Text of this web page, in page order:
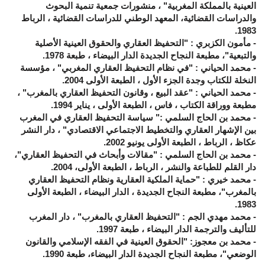
العينية بالمملكة المغربية" ، منشورات جمعية تنمية البحوث
والدراسات القضائية، المعهد الوطني للدراسات القضائية ، الرباط
1983.
- مأمون الكزبري : "التحفيظ العقاري والحقوق العينية الأصلية
والتبعية"، مطبعة النجاح الجديدة الدار البيضاء ، طبعة 1978.
- محمد الحياني : "في نظام التحفيظ العقاري المغربي" ، مؤسسة
النخلة للكتاب وجدة الجزء الأول ، الطبعة الأولى 2004.
- محمد الحياني : "عقد البيع ، وقانون التحفيظ العقاري بالمغرب" ،
مطبعة ووراقة الكتاب ، فاس ، الطبعة الأولى ، يناير 1994.
- محمد بن الحاج السلمي :" سياسة التحفيظ العقاري في المغرب
بين الإشهار العقاري والتخطيط الاجتماعي الاقتصادي" ، دار النشر
عكاظ ، الرباط ، الطبعة الأولى يونيو 2002.
- محمد بن الحاج السلمي : "مقالات وأبحاث في التحفيظ العقاري"،
دار القلم للطباعة والنشر ، الرباط ، الطبعة الأولى، 2004.
- محمد خيري : "حماية الملكية العقارية ونظام التحفيظ العقاري
بالمغرب"، مطبعة النجاح الجديدة ، الدار البيضاء ، الطبعة الأولى
1983.
- محمد مهدي الجم : "التحفيظ العقاري بالمغرب" ، دار المغرب
للتأليف والترجمة الدار البيضاء ، طبعة 1997.
- محمد بن معجوز: "الحقوق العينية في الفقه الإسلامي والقانون
الوضعي"، مطبعة النجاح الجديدة الدار البيضاء، طبعة 1990.